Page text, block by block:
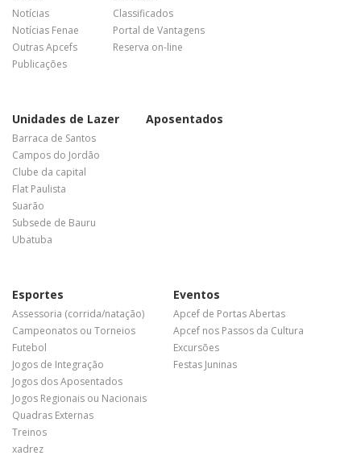
Notícias
Notícias Fenae
Outras Apcefs
Publicações
Classificados
Portal de Vantagens
Reserva on-line
Unidades de Lazer
Barraca de Santos
Campos do Jordão
Clube da capital
Flat Paulista
Suarão
Subsede de Bauru
Ubatuba
Aposentados
Esportes
Assessoria (corrida/natação)
Campeonatos ou Torneios
Futebol
Jogos de Integração
Jogos dos Aposentados
Jogos Regionais ou Nacionais
Quadras Externas
Treinos
xadrez
Eventos
Apcef de Portas Abertas
Apcef nos Passos da Cultura
Excursões
Festas Juninas